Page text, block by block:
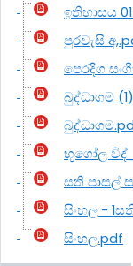
ඉතිහාසය
පුරවැසි
පෙරදිග
බුද්ධාගම
භූගෝල
සති පාසල්
සිංහල -
සිංහල.pdf